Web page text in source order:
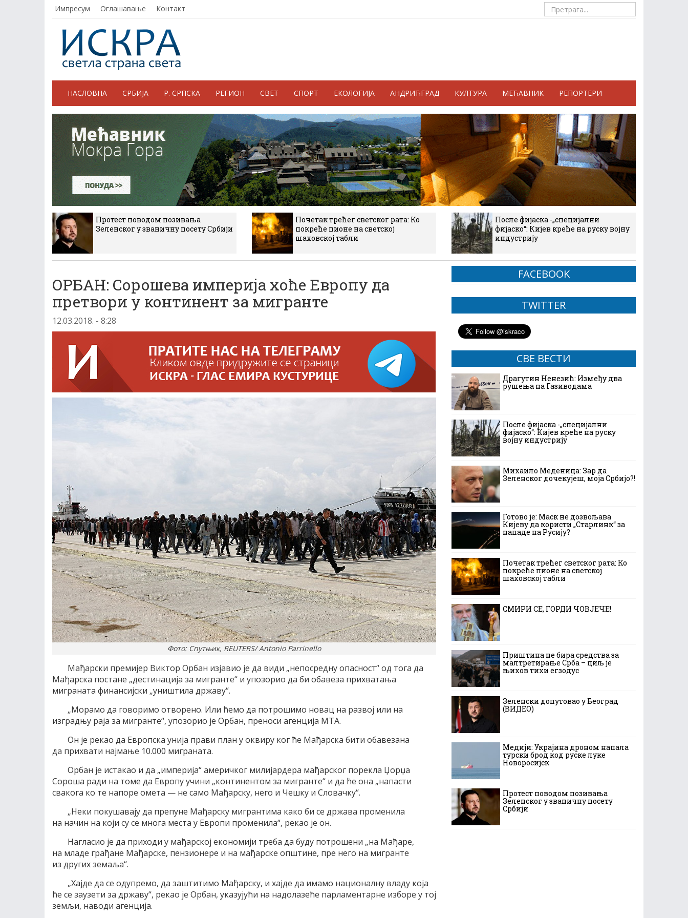
Импресум Оглашавање Контакт
НАСЛОВНА СРБИЈА Р. СРПСКА РЕГИОН СВЕТ СПОРТ ЕКОЛОГИЈА АНДРИЋГРАД КУЛТУРА МЕЋАВНИК РЕПОРТЕРИ
Протест поводом позивања
Зеленског у званичну посету Србији
Почетак трећег светског рата: Ко
покреће пионе на светској
шаховској табли
После фијаска -„специјални
фијаско“: Кијев креће на руску војну
индустрију
ОРБАН: Сорошева империја хоће Европу да
претвори у континент за мигранте
12.03.2018. - 8:28
Фото: Спутњик, REUTERS/ Antonio Parrinello
Мађарски премијер Виктор Орбан изјавио је да види „непосредну опасност“ од тога да
Мађарска постане „дестинација за мигранте“ и упозорио да би обавеза прихватања
миграната финансијски „уништила државу“.
„Морамо да говоримо отворено. Или ћемо да потрошимо новац на развој или на
изградњу раја за мигранте“, упозорио је Орбан, преноси агенција МТА.
Он је рекао да Европска унија прави план у оквиру ког ће Мађарска бити обавезана
да прихвати најмање 10.000 миграната.
Орбан је истакао и да „империја“ америчког милијардера мађарског порекла Џорџа
Сороша ради на томе да Европу учини „континентом за мигранте“ и да ће она „напасти
свакога ко те напоре омета — не само Мађарску, него и Чешку и Словачку“.
„Неки покушавају да препуне Мађарску мигрантима како би се држава променила
на начин на који су се многа места у Европи променила“, рекао је он.
Нагласио је да приходи у мађарској економији треба да буду потрошени „на Мађаре,
на младе грађане Мађарске, пензионере и на мађарске општине, пре него на мигранте
из других земаља“.
„Хајде да се одупремо, да заштитимо Мађарску, и хајде да имамо националну владу која
ће се заузети за државу“, рекао је Орбан, указујући на надолазеће парламентарне изборе у тој
земљи, наводи агенција.
FACEBOOK
TWITTER
СВЕ ВЕСТИ
Драгутин Ненезић: Између два
рушења на Газиводама
После фијаска -„специјални
фијаско“: Кијев креће на руску
војну индустрију
Михаило Меденица: Зар да
Зеленског дочекујеш, моја Србијо?!
Готово је: Маск не дозвољава
Кијеву да користи „Старлинк“ за
нападе на Русију?
Почетак трећег светског рата: Ко
покреће пионе на светској
шаховској табли
СМИРИ СЕ, ГОРДИ ЧОВЈЕЧЕ!
Приштина не бира средства за
малтретирање Срба – циљ је
њихов тихи егзодус
Зеленски допутовао у Београд
(ВИДЕО)
Медији: Украјина дроном напала
турски брод код руске луке
Новоросијск
Протест поводом позивања
Зеленског у званичну посету
Србији